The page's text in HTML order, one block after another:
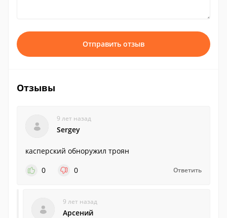
Отправить отзыв
Отзывы
9 лет назад
Sergey
касперский обноружил троян
0
0 Ответить
9 лет назад
Арсений